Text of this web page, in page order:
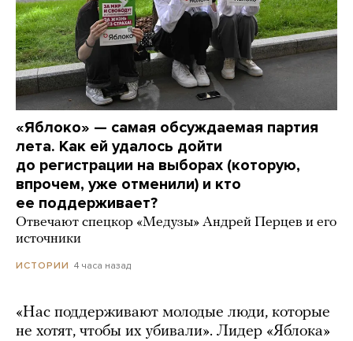
«Яблоко» — самая обсуждаемая партия
лета. Как ей удалось дойти
до регистрации на выборах (которую,
впрочем, уже отменили) и кто
ее поддерживает?
Отвечают спецкор «Медузы» Андрей Перцев и его
источники
ИСТОРИИ 4 часа назад
«Нас поддерживают молодые люди, которые
не хотят, чтобы их убивали». Лидер «Яблока»